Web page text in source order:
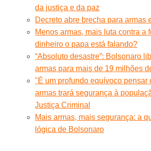
da justiça e da paz
Decreto abre brecha para armas
Menos armas, mais luta contra a
dinheiro o papa está falando?
“Absoluto desastre”: Bolsonaro
armas para mais de 19 milhões
"É um profundo equívoco pensar
armas trará segurança à
Justiça Criminal
Mais armas, mais segurança: a
lógica de Bolsonaro